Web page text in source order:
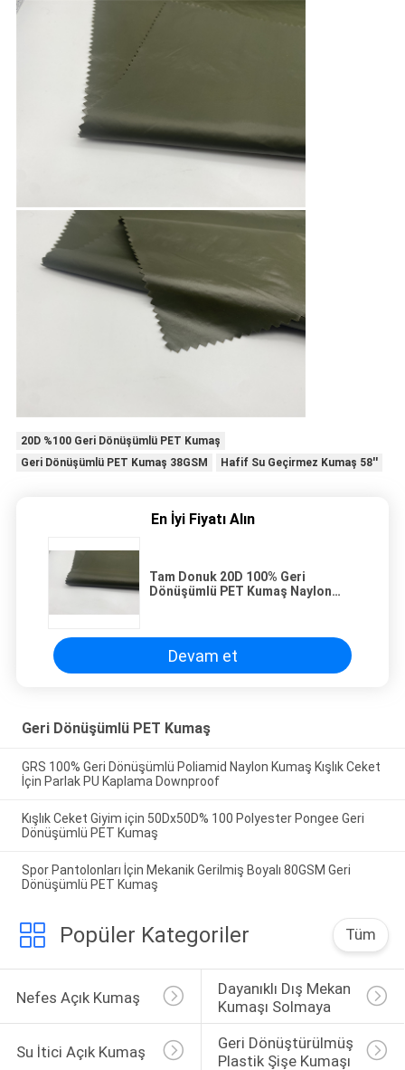
20D %100 Geri Dönüşümlü PET Kumaş
Geri Dönüşümlü PET Kumaş 38GSM
Hafif Su Geçirmez Kumaş 58''
En İyi Fiyatı Alın
Tam Donuk 20D 100% Geri
Dönüşümlü PET Kumaş Naylon
Devam et
Geri Dönüşümlü PET Kumaş
GRS 100% Geri Dönüşümlü Poliamid Naylon Kumaş Kışlık Ceket
İçin Parlak PU Kaplama Downproof
Kışlık Ceket Giyim için 50Dx50D% 100 Polyester Pongee Geri
Dönüşümlü PET Kumaş
Spor Pantolonları İçin Mekanik Gerilmiş Boyalı 80GSM Geri
Dönüşümlü PET Kumaş
Popüler Kategoriler Tüm
Nefes Açık Kumaş
Dayanıklı Dış Mekan
Kumaşı Solmaya
Su İtici Açık Kumaş
Geri Dönüştürülmüş
Plastik Şişe Kumaşı